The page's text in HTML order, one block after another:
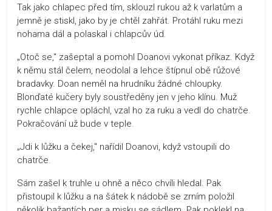
Tak jako chlapec před tím, sklouzl rukou až k varlatům a
jemně je stiskl, jako by je chtěl zahřát. Protáhl ruku mezi
nohama dál a polaskal i chlapcův úd.
„Otoč se," zašeptal a pomohl Doanovi vykonat příkaz. Když
k němu stál čelem, neodolal a lehce štípnul obě růžové
bradavky. Doan neměl na hrudníku žádné chloupky.
Blonďaté kučery byly soustředěny jen v jeho klínu. Muž
rychle chlapce opláchl, vzal ho za ruku a vedl do chatrče.
Pokračování už bude v teple.
„Jdi k lůžku a čekej," nařídil Doanovi, když vstoupili do
chatrče.
Sám zašel k truhle u ohně a něco chvíli hledal. Pak
přistoupil k lůžku a na šátek k nádobě se zrním položil